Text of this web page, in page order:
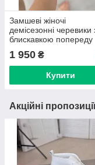
Замшеві жіночі
демісезонні черевики
блискавкою попереду
1 950 ₴
Купити
Акційні